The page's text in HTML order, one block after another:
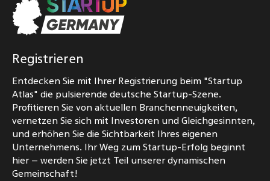
Registrieren
Entdecken Sie mit Ihrer Registrierung beim "Startup
Atlas" die pulsierende deutsche Startup-Szene.
Profitieren Sie von aktuellen Branchenneuigkeiten,
vernetzen Sie sich mit Investoren und Gleichgesinnten,
und erhöhen Sie die Sichtbarkeit Ihres eigenen
Unternehmens. Ihr Weg zum Startup-Erfolg beginnt
hier – werden Sie jetzt Teil unserer dynamischen
Gemeinschaft!